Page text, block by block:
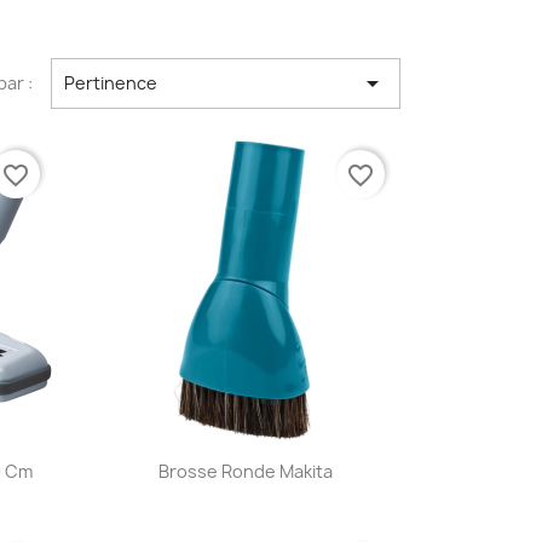
: Pertinence 
Cm
favorite_border
Aperçu rapide
Brosse Ronde Makita
favorite_border